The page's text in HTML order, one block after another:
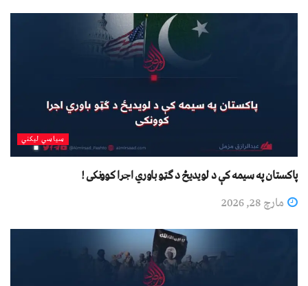
سیاسي لیکني
پاکستان په سیمه کې د لویدیځ د ګټو باوري اجرا کوونکی !
مارچ 28, 2026